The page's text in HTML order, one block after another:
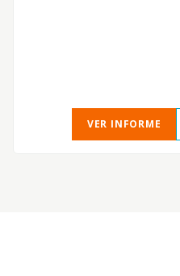
VER INFORME